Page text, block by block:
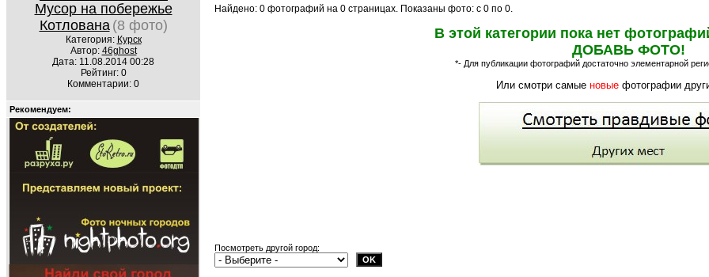
Мусор на побережье
Котлована (8 фото)
Категория: Курск
Автор: 46ghost
Дата: 11.08.2014 00:28
Рейтинг: 0
Комментарии: 0
Рекомендуем:
Найдено: 0 фотографий на 0 страницах. Показаны фото: с 0 по 0.
В этой категории пока нет
ДОБАВЬ ФОТО!
*- Для публикации фотографий достаточно элементарной
Или смотри самые новыефотографии
Посмотреть другой город: